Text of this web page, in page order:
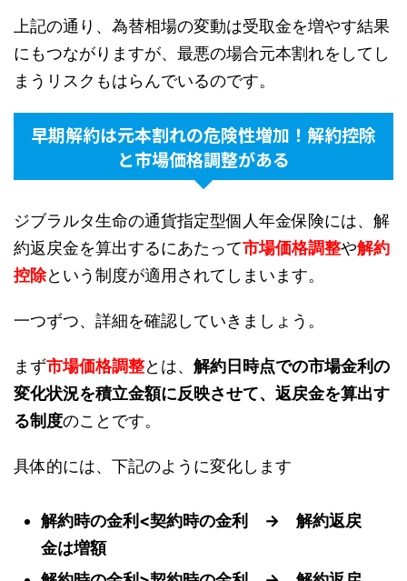
上記の通り、為替相場の変動は受取金を増やす結果
にもつながりますが、最悪の場合元本割れをしてし
まうリスクもはらんでいるのです。
早期解約は元本割れの危険性増加！解約控除
と市場価格調整がある
ジブラルタ生命の通貨指定型個人年金保険には、解
約返戻金を算出するにあたって市場価格調整や解約
控除という制度が適用されてしまいます。
一つずつ、詳細を確認していきましょう。
まず市場価格調整とは、 解約日時点での市場金利の
変化状況を積立金額に反映させて、返戻金を算出す
る制度のことです。
具体的には、下記のように変化します
解約時の金利<契約時の金利 → 解約返戻
金は増額